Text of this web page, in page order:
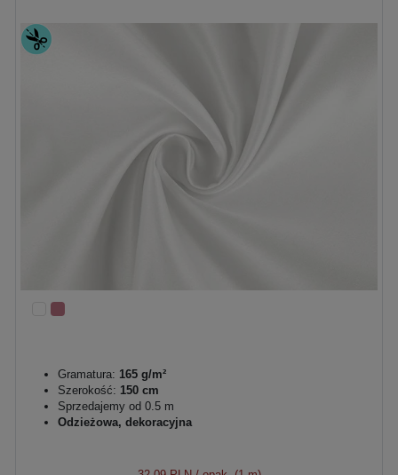
Gramatura: 165 g/m²
Szerokość: 150 cm
Sprzedajemy od 0.5 m
Odzieżowa, dekoracyjna